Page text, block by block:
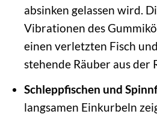
absinken gelassen wird.
Vibrationen des
einen verletzten Fisch
stehende Räuber aus der
Schleppfischen und
langsamen Einkurbeln